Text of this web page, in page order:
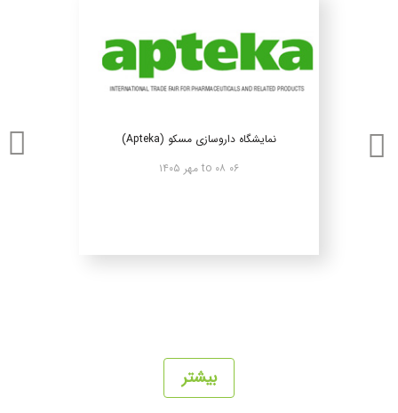
نمایشگاه داروسازی مسکو (Apteka)
۰۶ to ۰۸ مهر ۱۴۰۵
بیشتر